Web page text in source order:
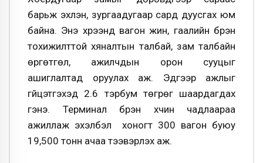
барьж эхлэн, зургаадугаар сард дуусгах юм
байна. Энэ хүрээнд вагон жин, гаалийн бүрэн
тохижилттой хяналтын талбай, зам талбайн
өргөтгөл, ажилчдын орон сууцыг
ашиглалтад оруулах аж. Эдгээр ажлыг
гүйцэтгэхэд 2.6 тэрбум төгрөг шаардагдах
гэнэ. Терминал бүрэн хүчин чадлаараа
ажиллаж эхэлбэл хоногт 300 вагон буюу
19,500 тонн ачаа тээвэрлэх аж.